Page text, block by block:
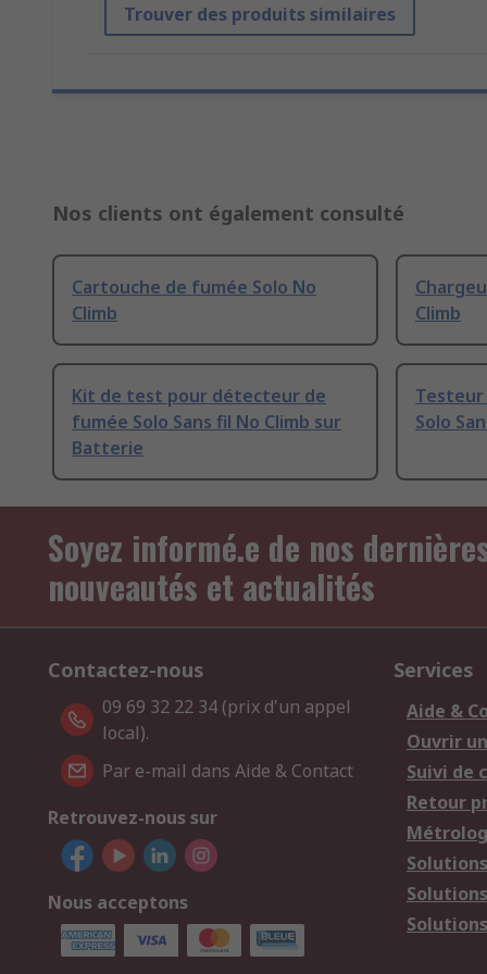
Trouver des produits similaires
Nos clients ont également consulté
Cartouche de fumée Solo No
Climb
Climb
Kit de test pour détecteur de
fumée Solo Sans fil No Climb sur
Batterie
Solo
Soyez informé.e de nos
nouveautés et actualités
Contactez-nous
09 69 32 22 34 (prix d'un appel
local).
Par e-mail dans Aide & Contact
Retrouvez-nous sur
Nous acceptons
Services
Aide &
Ouvrir
Suivi de
Retour